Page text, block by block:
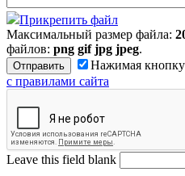
Прикрепить файл
Максимальный размер файла:
файлов: png gif jpg jpeg.
Нажимая кнопку
с правилами сайта
Leave this field blank